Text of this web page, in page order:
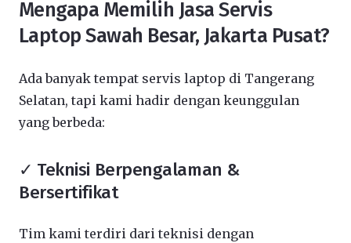
Mengapa Memilih Jasa Servis
Laptop Sawah Besar, Jakarta Pusat?
Ada banyak tempat servis laptop di Tangerang
Selatan, tapi kami hadir dengan keunggulan
yang berbeda:
✓ Teknisi Berpengalaman &
Bersertifikat
Tim kami terdiri dari teknisi dengan